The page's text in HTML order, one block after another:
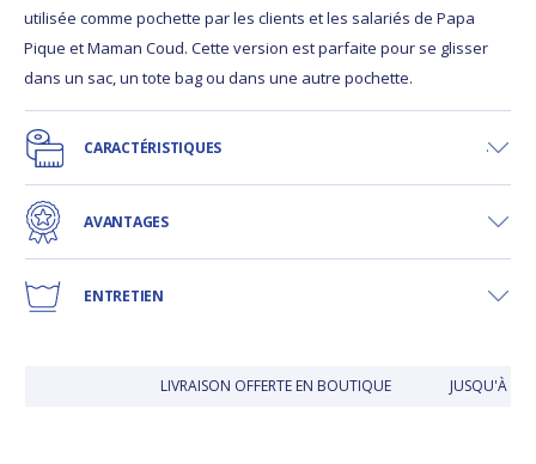
utilisée comme pochette par les clients et les salariés de Papa
Pique et Maman Coud. Cette version est parfaite pour se glisser
dans un sac, un tote bag ou dans une autre pochette.
CARACTÉRISTIQUES
AVANTAGES
ENTRETIEN
LIVRAISON OFFERTE EN BOUTIQUE JUSQU'À 30